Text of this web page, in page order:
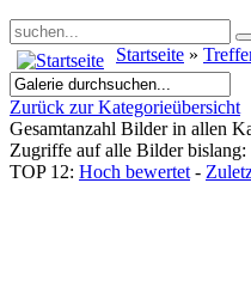
Startseite »
Zurück zur Kategorieübersicht
Gesamtanzahl Bilder in allen
Zugriffe auf alle Bilder bislang:
TOP 12: Hoch bewertet -